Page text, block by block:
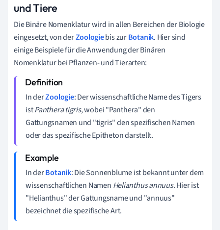
und Tiere
Die Binäre Nomenklatur wird in allen Bereichen der Biologie
eingesetzt, von derZoologiebis zurBotanik. Hier sind
einige Beispiele für die Anwendung der Binären
Nomenklatur bei Pflanzen- und Tierarten:
In derZoologie: Der wissenschaftliche Name des Tigers
istPanthera tigris, wobei "Panthera" den
Gattungsnamen und "tigris" den spezifischen Namen
oder das spezifische Epitheton darstellt.
In derBotanik: Die Sonnenblume ist bekannt unter dem
wissenschaftlichen Namen Helianthus annuus. Hier ist
"Helianthus" der Gattungsname und "annuus"
bezeichnet die spezifische Art.